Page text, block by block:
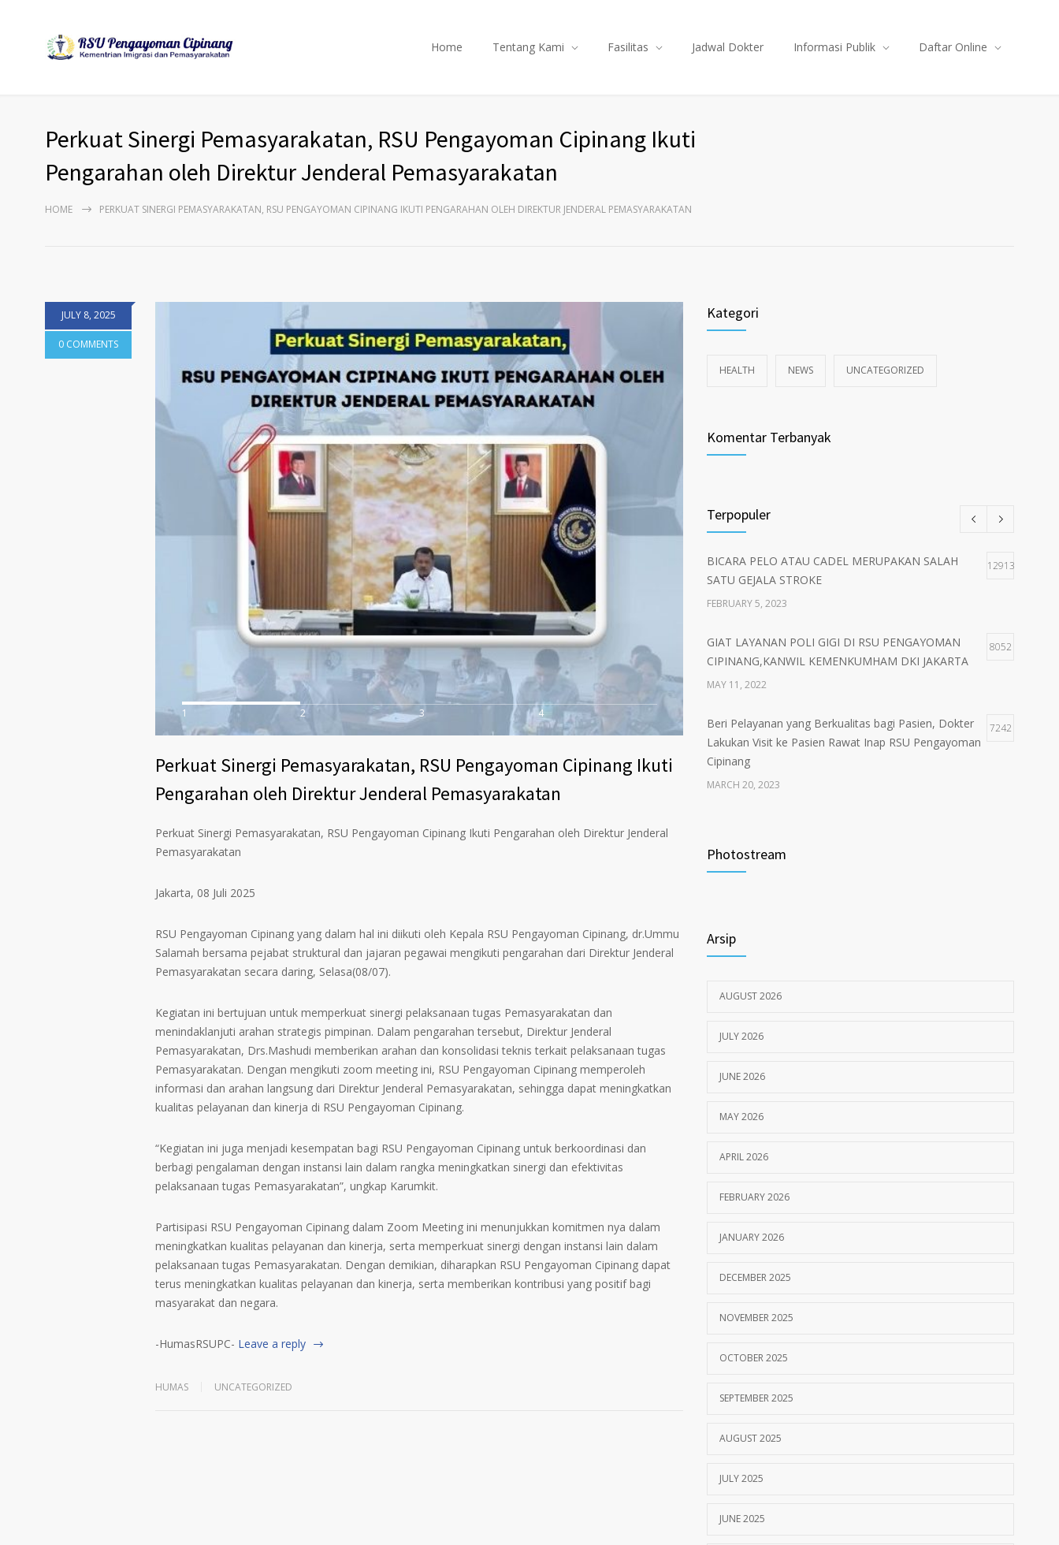
Home Tentang Kami Fasilitas Jadwal Dokter Informasi Publik Daftar Online
Perkuat Sinergi Pemasyarakatan, RSU Pengayoman Cipinang Ikuti
Pengarahan oleh Direktur Jenderal Pemasyarakatan
HOME PERKUAT SINERGI PEMASYARAKATAN, RSU PENGAYOMAN CIPINANG IKUTI PENGARAHAN OLEH DIREKTUR JENDERAL PEMASYARAKATAN
JULY 8, 2025
0 COMMENTS
1 2 3 4
Perkuat Sinergi Pemasyarakatan, RSU Pengayoman Cipinang Ikuti
Pengarahan oleh Direktur Jenderal Pemasyarakatan
Perkuat Sinergi Pemasyarakatan, RSU Pengayoman Cipinang Ikuti Pengarahan oleh Direktur Jenderal
Pemasyarakatan
Jakarta, 08 Juli 2025
RSU Pengayoman Cipinang yang dalam hal ini diikuti oleh Kepala RSU Pengayoman Cipinang, dr.Ummu
Salamah bersama pejabat struktural dan jajaran pegawai mengikuti pengarahan dari Direktur Jenderal
Pemasyarakatan secara daring, Selasa(08/07).
Kegiatan ini bertujuan untuk memperkuat sinergi pelaksanaan tugas Pemasyarakatan dan
menindaklanjuti arahan strategis pimpinan. Dalam pengarahan tersebut, Direktur Jenderal
Pemasyarakatan, Drs.Mashudi memberikan arahan dan konsolidasi teknis terkait pelaksanaan tugas
Pemasyarakatan. Dengan mengikuti zoom meeting ini, RSU Pengayoman Cipinang memperoleh
informasi dan arahan langsung dari Direktur Jenderal Pemasyarakatan, sehingga dapat meningkatkan
kualitas pelayanan dan kinerja di RSU Pengayoman Cipinang.
“Kegiatan ini juga menjadi kesempatan bagi RSU Pengayoman Cipinang untuk berkoordinasi dan
berbagi pengalaman dengan instansi lain dalam rangka meningkatkan sinergi dan efektivitas
pelaksanaan tugas Pemasyarakatan”, ungkap Karumkit.
Partisipasi RSU Pengayoman Cipinang dalam Zoom Meeting ini menunjukkan komitmen nya dalam
meningkatkan kualitas pelayanan dan kinerja, serta memperkuat sinergi dengan instansi lain dalam
pelaksanaan tugas Pemasyarakatan. Dengan demikian, diharapkan RSU Pengayoman Cipinang dapat
terus meningkatkan kualitas pelayanan dan kinerja, serta memberikan kontribusi yang positif bagi
masyarakat dan negara.
-HumasRSUPC- Leave a reply
HUMAS UNCATEGORIZED
Kategori
HEALTH NEWS UNCATEGORIZED
Komentar Terbanyak
Terpopuler
BICARA PELO ATAU CADEL MERUPAKAN SALAH
SATU GEJALA STROKE
12913
FEBRUARY 5, 2023
GIAT LAYANAN POLI GIGI DI RSU PENGAYOMAN
CIPINANG,KANWIL KEMENKUMHAM DKI JAKARTA
8052
MAY 11, 2022
Beri Pelayanan yang Berkualitas bagi Pasien, Dokter
Lakukan Visit ke Pasien Rawat Inap RSU Pengayoman
Cipinang
7242
MARCH 20, 2023
JULY 18, 2024
Photostream
Arsip
AUGUST 2026
JULY 2026
JUNE 2026
MAY 2026
APRIL 2026
FEBRUARY 2026
JANUARY 2026
DECEMBER 2025
NOVEMBER 2025
OCTOBER 2025
SEPTEMBER 2025
AUGUST 2025
JULY 2025
JUNE 2025